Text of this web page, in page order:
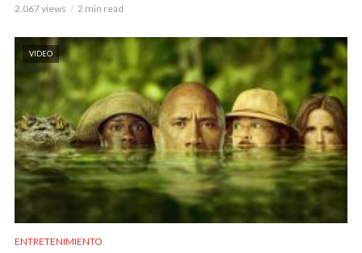
2.067 views 2 min read
VIDEO
ENTRETENIMIENTO